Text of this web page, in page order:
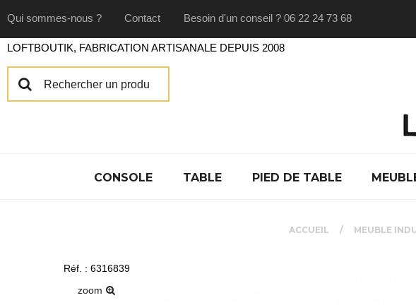
Qui sommes-nous ? Contact Besoin d'un conseil ? 06 22 24 73 68
CONSOLE TABLE PIED DE TABLE
ACCUEIL MEUBLE
Réf. : 6316839
zoom
LOFTBOUTIK, FABRICATION ARTISANALE DEPUIS 2008